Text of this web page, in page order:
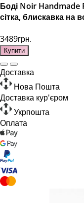
Боді Noir Handmade
сітка, блискавка на
3489грн.
Купити
Доставка
Нова Пошта
Доставка кур'єром
Укрпошта
Оплата